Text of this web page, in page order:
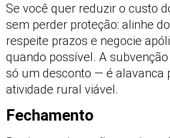
Se você quer reduzir o custo
sem perder proteção: alinhe
respeite prazos e negocie
quando possível. A
só um desconto — é alavanca
atividade rural viável.
Fechamento